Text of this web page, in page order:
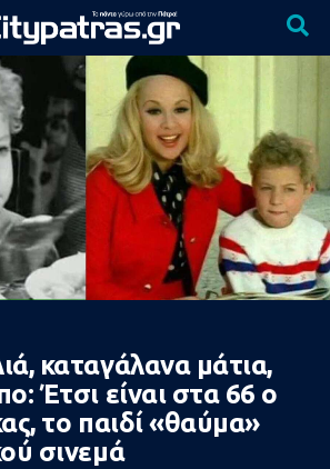
καταγάλανα μάτια,
Έτσι είναι στα 66 ο
το παιδί «θαύμα»
σινεμά